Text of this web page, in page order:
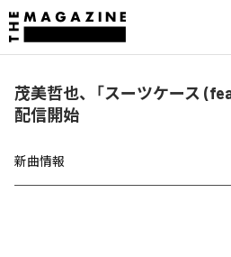
茂美哲也、「スーツケース
配信開始
新曲情報